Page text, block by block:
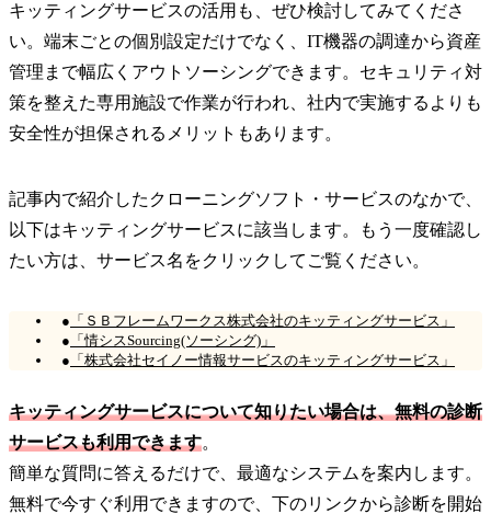
キッティングサービスの活用も、ぜひ検討してみてくださ
い。端末ごとの個別設定だけでなく、IT機器の調達から資産
管理まで幅広くアウトソーシングできます。セキュリティ対
策を整えた専用施設で作業が行われ、社内で実施するよりも
安全性が担保されるメリットもあります。
記事内で紹介したクローニングソフト・サービスのなかで、
以下はキッティングサービスに該当します。もう一度確認し
たい方は、サービス名をクリックしてご覧ください。
● 「ＳＢフレームワークス株式会社のキッティングサービス」
● 「情シスSourcing(ソーシング)」
● 「株式会社セイノー情報サービスのキッティングサービス」
キッティングサービスについて知りたい場合は、無料の診断
サービスも利用できます。
簡単な質問に答えるだけで、最適なシステムを案内します。
無料で今すぐ利用できますので、下のリンクから診断を開始